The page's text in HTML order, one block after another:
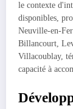
le contexte
disponibles,
Neuville-en-
Billancourt,
Villacoublay,
capacité à